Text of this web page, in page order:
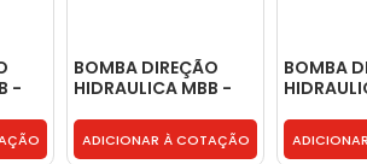
-
BOMBA DIREÇÃO
HIDRAULICA MBB -
ADICIONAR À COTAÇÃO
BOMBA